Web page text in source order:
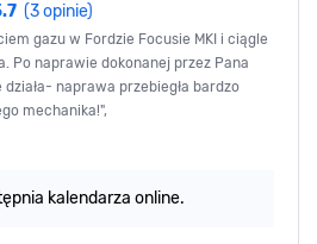
(3 opinie)
gazu w Fordzie Focusie MKI i ciągle
Po naprawie dokonanej przez Pana
naprawa przebiegła bardzo
mechanika!",
kalendarza online.